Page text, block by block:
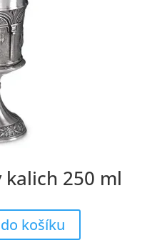
250 ml
košíku